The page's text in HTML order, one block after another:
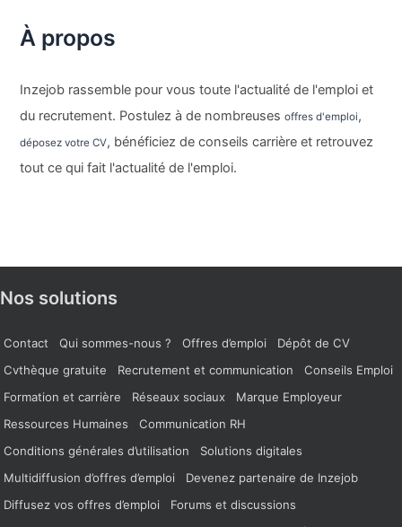
À propos
Inzejob rassemble pour vous toute l'actualité de l'emploi et
du recrutement. Postulez à de nombreusesoffres d'emploi,
déposez votre CV, bénéficiez de conseils carrière et retrouvez
tout ce qui fait l'actualité de l'emploi.
Nos solutions
Contact Qui sommes-nous ? Offres d’emploi
Dépôt de CV
Cvthèque gratuite
Recrutement et communication
Conseils Emploi
Formation et carrière
Réseaux sociaux
Marque Employeur
Ressources Humaines
Communication RH
Conditions générales d’utilisation
Solutions digitales
Multidiffusion d’offres d’emploi
Devenez partenaire de Inzejob
Diffusez vos offres d’emploi
Forums et discussions